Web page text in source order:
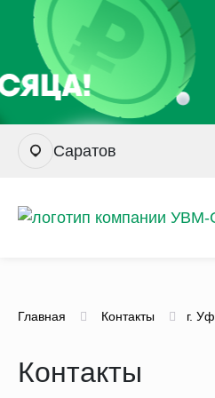
Саратов
Главная Контакты г.
Контакты